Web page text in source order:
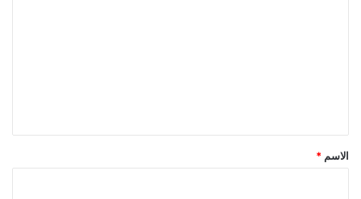
*
الاسم *